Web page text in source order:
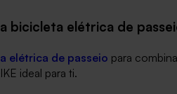
bicicleta elétrica de
elétrica de passeio para
ideal para ti.